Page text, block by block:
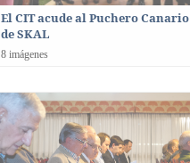
El CIT acude al Puchero Canario
de SKAL
8 imágenes